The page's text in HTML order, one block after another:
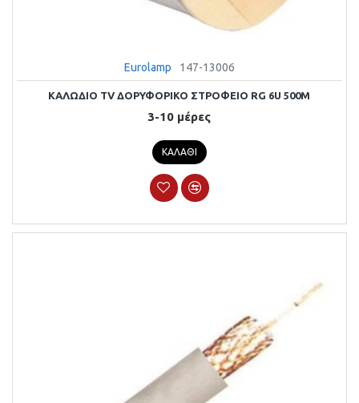
Eurolamp 147-13006
ΚΑΛΩΔΙΟ TV ΔΟΡΥΦΟΡΙΚΟ ΣΤΡΟΦΕΙΟ RG 6U 500M
3-10 μέρες
ΚΑΛΆΘΙ